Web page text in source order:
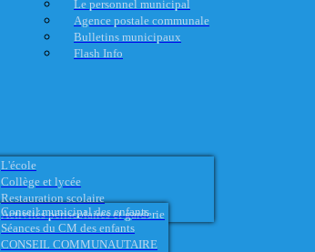
Le personnel municipal
Agence postale communale
Bulletins municipaux
Flash Info
L'école
Collège et lycée
Restauration scolaire
Activités périscolaires et garderie
Conseil municipal des enfants
Séances du CM des enfants
CONSEIL COMMUNAUTAIRE